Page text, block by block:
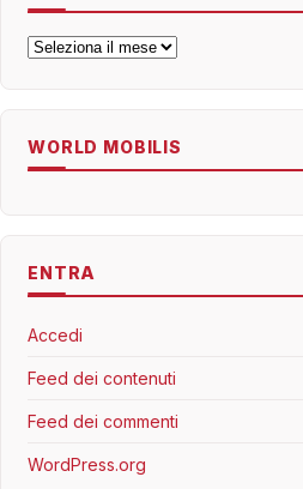
Archivi
WORLD MOBILIS
ENTRA
Accedi
Feed dei contenuti
Feed dei commenti
WordPress.org